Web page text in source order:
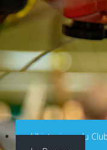
L'historique du